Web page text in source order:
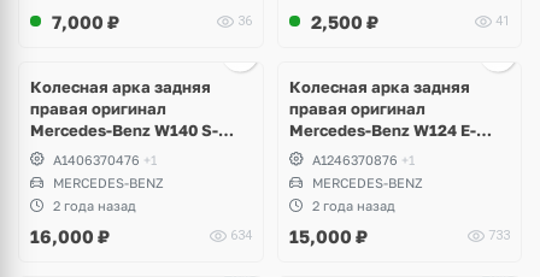
7,000 ₽ 36 2,500 ₽ 41
Колесная арка задняя
правая оригинал
Mercedes-Benz W140 S-
KlassA1406370476 +1
MERCEDES-BENZ
2 года назад
16,000 ₽ 634
Колесная арка задняя
правая оригинал
Mercedes-Benz W124 E-
KlassA1246370876 +1
MERCEDES-BENZ
2 года назад
15,000 ₽ 733